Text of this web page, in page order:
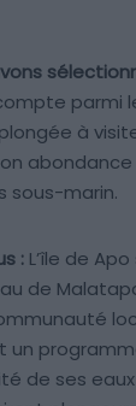
parmi
à
sous-marin.
: L’île de
de
un
de ses